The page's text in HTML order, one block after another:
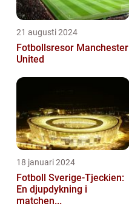
21 augusti 2024
Fotbollsresor Manchester
United
18 januari 2024
Fotboll Sverige-Tjeckien:
En djupdykning i
matchen...